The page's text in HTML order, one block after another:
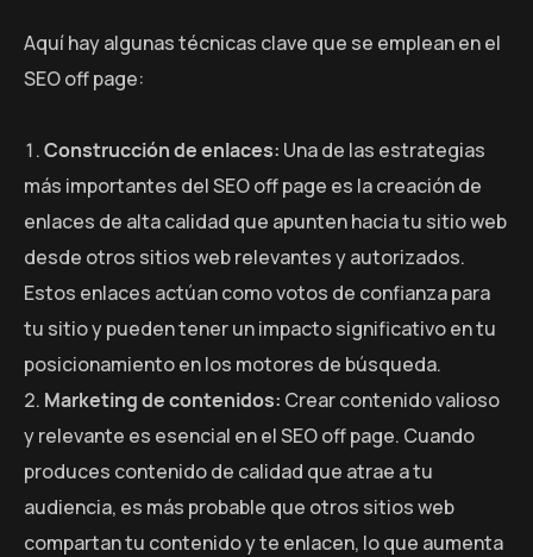
Aquí hay algunas técnicas clave que se emplean en el
SEO off page:
Construcción de enlaces: Una de las estrategias
más importantes del SEO off page es la creación de
enlaces de alta calidad que apunten hacia tu sitio web
desde otros sitios web relevantes y autorizados.
Estos enlaces actúan como votos de confianza para
tu sitio y pueden tener un impacto significativo en tu
posicionamiento en los motores de búsqueda.
Marketing de contenidos: Crear contenido valioso
y relevante es esencial en el SEO off page. Cuando
produces contenido de calidad que atrae a tu
audiencia, es más probable que otros sitios web
compartan tu contenido y te enlacen, lo que aumenta